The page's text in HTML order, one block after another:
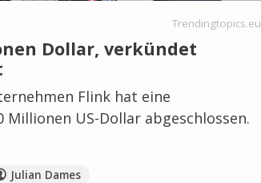
Trendingtopics.eu
Dollar, verkündet
Flink hat eine
US-Dollar abgeschlossen.
Julian Dames